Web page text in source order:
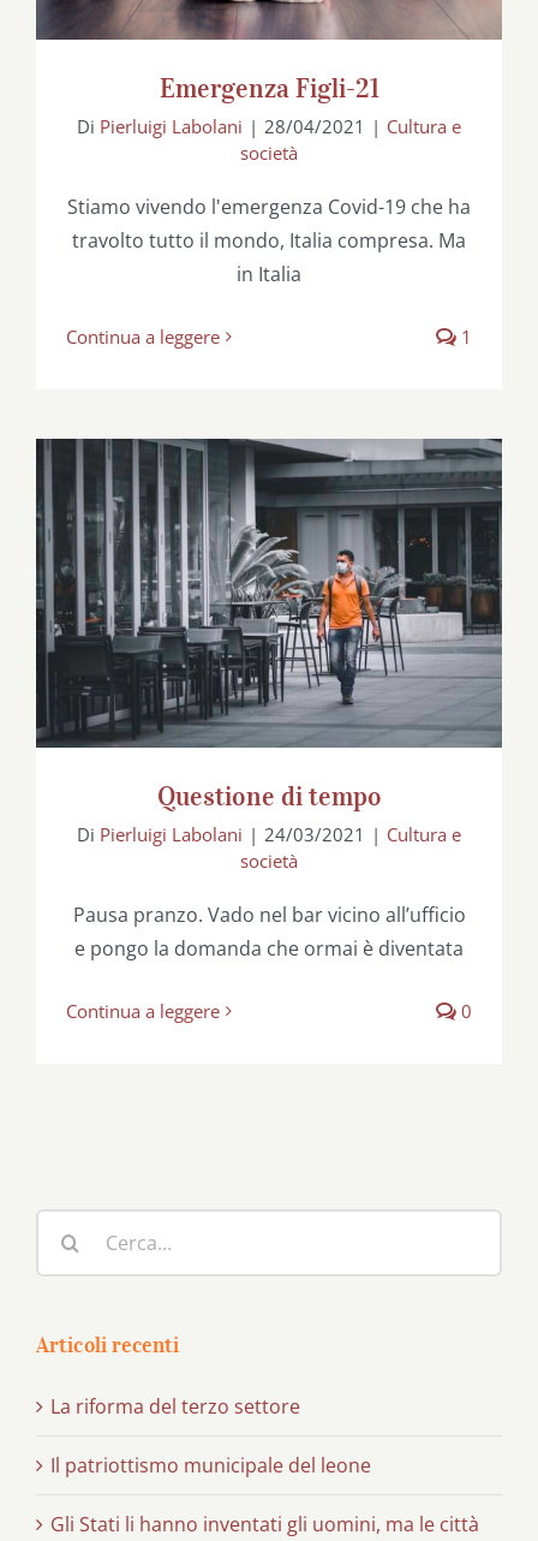
Emergenza Figli-21
Di Pierluigi Labolani | 28/04/2021 | Cultura e
società
Stiamo vivendo l'emergenza Covid-19 che ha
travolto tutto il mondo, Italia compresa. Ma
in Italia
Continua a leggere 1
Questione di tempo
Questione di tempo
Di Pierluigi Labolani | 24/03/2021 | Cultura e
società
Pausa pranzo. Vado nel bar vicino all’ufficio
e pongo la domanda che ormai è diventata
Continua a leggere 0
per:
Articoli recenti
La riforma del terzo settore
Il patriottismo municipale del leone
Gli Stati li hanno inventati gli uomini, ma le città